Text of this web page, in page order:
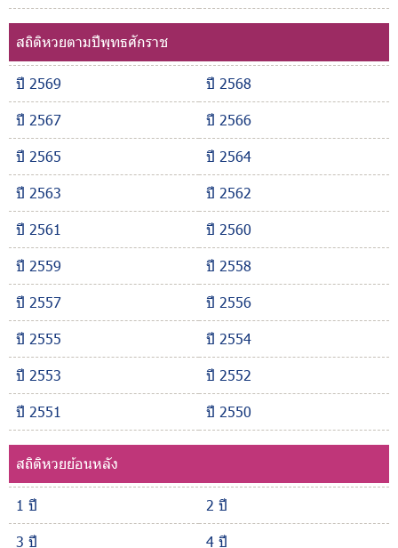
สถิติหวยตามปีพุทธศักราช
ปี 2569
ปี 2568
ปี 2567
ปี 2566
ปี 2565
ปี 2564
ปี 2563
ปี 2562
ปี 2561
ปี 2560
ปี 2559
ปี 2558
ปี 2557
ปี 2556
ปี 2555
ปี 2554
ปี 2553
ปี 2552
ปี 2551
ปี 2550
สถิติหวยย้อนหลัง
1 ปี
2 ปี
3 ปี
4 ปี